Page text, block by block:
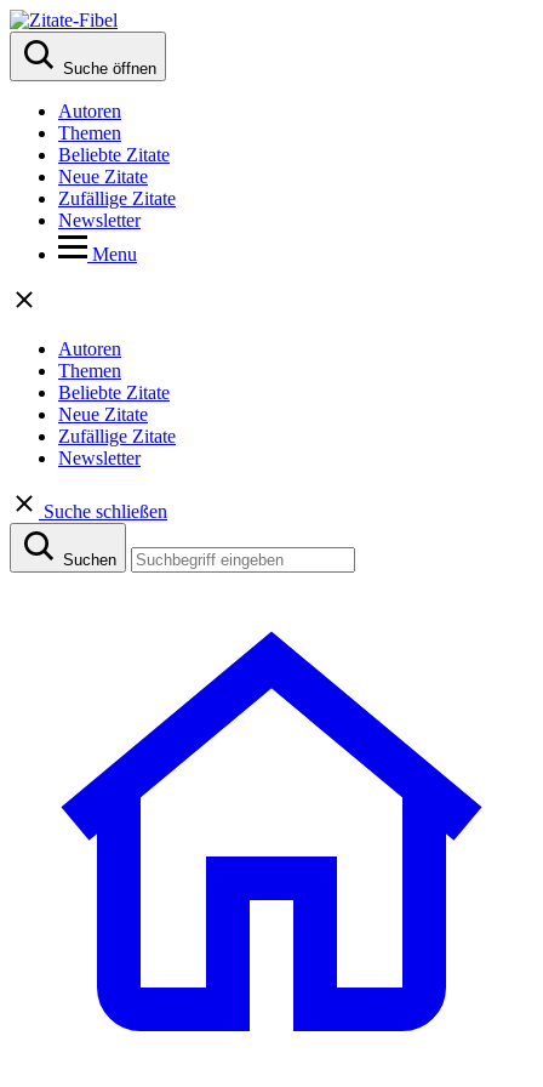
Suche öffnen
Autoren
Themen
Beliebte Zitate
Neue Zitate
Zufällige Zitate
Newsletter
Menu
Autoren
Themen
Beliebte Zitate
Neue Zitate
Zufällige Zitate
Newsletter
Suche schließen
Suchen